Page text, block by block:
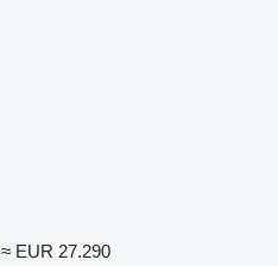
≈ EUR 27.290